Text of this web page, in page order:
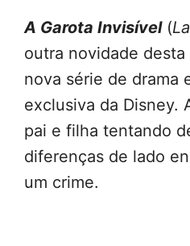
A Garota Invisível(
outra novidade
nova série de drama
exclusiva da Disney.
pai e filha tentando
diferenças de lado
um crime.